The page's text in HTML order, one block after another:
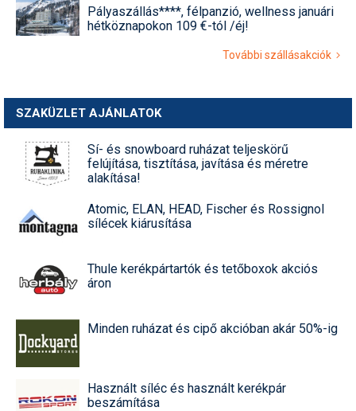
Pályaszállás****, félpanzió, wellness januári
hétköznapokon 109 €-tól /éj!
További szállásakciók
SZAKÜZLET AJÁNLATOK
Sí- és snowboard ruházat teljeskörű
felújítása, tisztítása, javítása és méretre
alakítása!
Atomic, ELAN, HEAD, Fischer és Rossignol
sílécek kiárusítása
Thule kerékpártartók és tetőboxok akciós
áron
Minden ruházat és cipő akcióban akár 50%-ig
Használt síléc és használt kerékpár
beszámítása